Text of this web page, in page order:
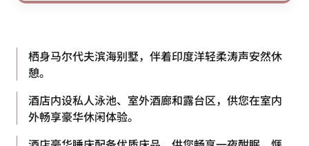
栖身马尔代夫滨海别墅，伴着印度洋轻柔涛声安然休
憩。
酒店内设私人泳池、室外酒廊和露台区，供您在室内
外畅享豪华休闲体验。